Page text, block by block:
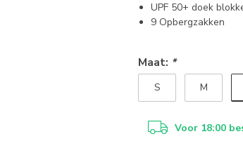
UPF 50+ doek
9 Opbergzakken
Maat: *
S M
Voor 18:00